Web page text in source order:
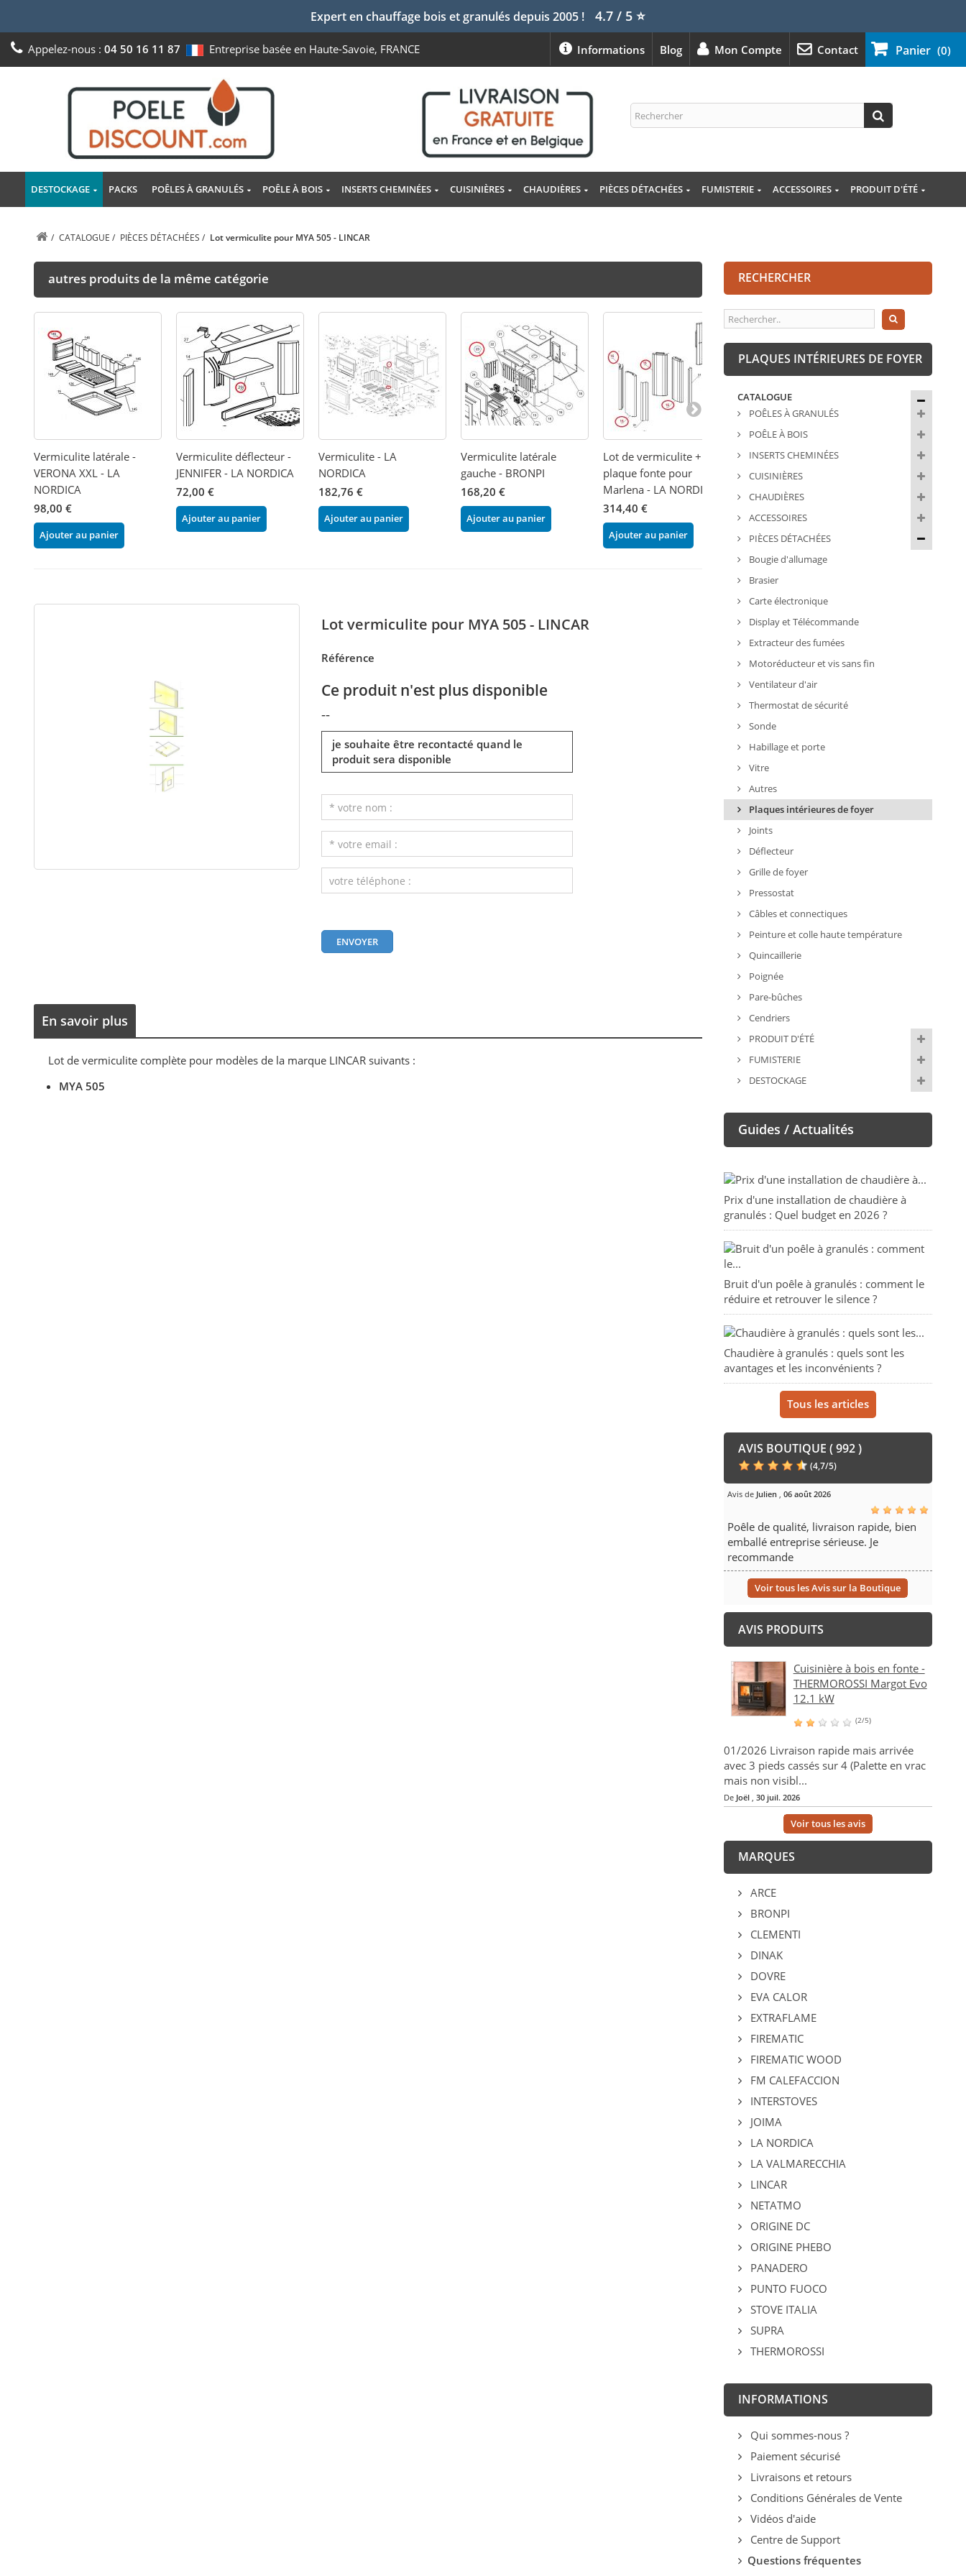
Expert en chauffage bois et granulés depuis 2005 ! 4.7 / 5⭐
Panier (0)
Appelez-nous : 04 50 16 11 87 Entreprise basée en Haute-Savoie, FRANCE Contact
Mon Compte
Blog
Informations
DESTOCKAGE PACKS POÊLES À GRANULÉS POÊLE À BOIS INSERTS CHEMINÉES CUISINIÈRES CHAUDIÈRES PIÈCES DÉTACHÉES FUMISTERIE ACCESSOIRES PRODUIT D'ÉTÉ
/ CATALOGUE / PIÈCES DÉTACHÉES / Lot vermiculite pour MYA 505 - LINCAR
autres produits de la même catégorie
Vermiculite latérale -
VERONA XXL - LA
NORDICA
98,00 €
Ajouter au panier
Vermiculite déflecteur -
JENNIFER - LA NORDICA
72,00 €
Ajouter au panier
Vermiculite - LA
NORDICA
182,76 €
Ajouter au panier
Vermiculite latérale
gauche - BRONPI
168,20 €
Ajouter au panier
Lot de vermiculite + 1
plaque fonte pour
Marlena - LA NORDICA
314,40 €
Ajouter au panier
Vermiculite arrière
gauche - BRONPI
96,00 €
Ajouter au panier
PACK
I90 - BRONPI
271,80 €
Ajouter au
Lot vermiculite pour MYA 505 - LINCAR
Référence
Ce produit n'est plus disponible
--
je souhaite être recontacté quand le
produit sera disponible
En savoir plus
Lot de vermiculite complète pour modèles de la marque LINCAR suivants :
MYA 505
RECHERCHER
PLAQUES INTÉRIEURES DE FOYER
CATALOGUE
POÊLES À GRANULÉS
POÊLE À BOIS
INSERTS CHEMINÉES
CUISINIÈRES
CHAUDIÈRES
ACCESSOIRES
PIÈCES DÉTACHÉES
Bougie d'allumage
Brasier
Carte électronique
Display et Télécommande
Extracteur des fumées
Motoréducteur et vis sans fin
Ventilateur d'air
Thermostat de sécurité
Sonde
Habillage et porte
Vitre
Autres
Plaques intérieures de foyer
Joints
Déflecteur
Grille de foyer
Pressostat
Câbles et connectiques
Peinture et colle haute température
Quincaillerie
Poignée
Pare-bûches
Cendriers
PRODUIT D'ÉTÉ
FUMISTERIE
DESTOCKAGE
Guides / Actualités
Prix d'une installation de chaudière à
granulés : Quel budget en 2026 ?
Bruit d'un poêle à granulés : comment le
réduire et retrouver le silence ?
Chaudière à granulés : quels sont les
avantages et les inconvénients ?
Tous les articles
AVIS BOUTIQUE ( 992 )
(4,7/5)
Avis de Julien, 06 août 2026
Poêle de qualité, livraison rapide, bien
emballé entreprise sérieuse. Je
recommande
Voir tous les Avis sur la Boutique
AVIS PRODUITS
Cuisinière à bois en fonte -
THERMOROSSI Margot Evo
12.1 kW
(2/5)
01/2026 Livraison rapide mais arrivée
avec 3 pieds cassés sur 4 (Palette en vrac
mais non visibl...
De Joël, 30 juil. 2026
Voir tous les avis
MARQUES
ARCE
BRONPI
CLEMENTI
DINAK
DOVRE
EVA CALOR
EXTRAFLAME
FIREMATIC
FIREMATIC WOOD
FM CALEFACCION
INTERSTOVES
JOIMA
LA NORDICA
LA VALMARECCHIA
LINCAR
NETATMO
ORIGINE DC
ORIGINE PHEBO
PANADERO
PUNTO FUOCO
STOVE ITALIA
SUPRA
THERMOROSSI
INFORMATIONS
Qui sommes-nous ?
Paiement sécurisé
Livraisons et retours
Conditions Générales de Vente
Vidéos d'aide
Centre de Support
Questions fréquentes